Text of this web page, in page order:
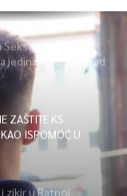
u emisiji
jedina opcija, uz rad
ZAŠTITE KS
ISPOMOĆ U
zikir u Ratnoj